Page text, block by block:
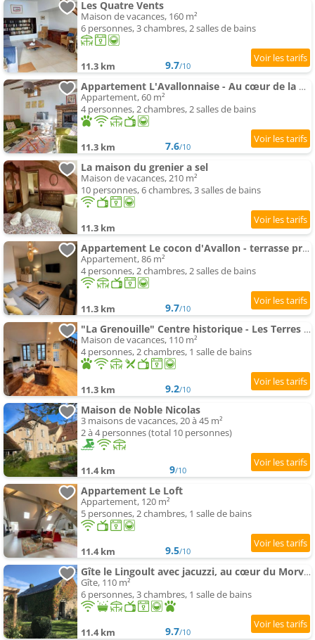
Les Quatre Vents
Maison de vacances, 160 m²
6 personnes, 3 chambres, 2 salles de bains
11.3 km 9.7/10
Appartement L'Avallonnaise - Au cœur de la Bourgogne
Appartement, 60 m²
4 personnes, 2 chambres, 2 salles de bains
11.3 km 7.6/10
La maison du grenier a sel
Maison de vacances, 210 m²
10 personnes, 6 chambres, 3 salles de bains
11.3 km
Appartement Le cocon d'Avallon - terrasse privé
Appartement, 86 m²
4 personnes, 2 chambres, 2 salles de bains
11.3 km 9.7/10
"La Grenouille" Centre historique - Les Terres du Roy
Maison de vacances, 110 m²
4 personnes, 2 chambres, 1 salle de bains
11.3 km 9.2/10
Maison de Noble Nicolas
3 maisons de vacances, 20 à 45 m²
2 à 4 personnes (total 10 personnes)
11.4 km 9/10
Appartement Le Loft
Appartement, 120 m²
5 personnes, 2 chambres, 1 salle de bains
11.4 km 9.5/10
Gîte le Lingoult avec jacuzzi, au cœur du Morvan
Gîte, 110 m²
6 personnes, 3 chambres, 1 salle de bains
11.4 km 9.7/10